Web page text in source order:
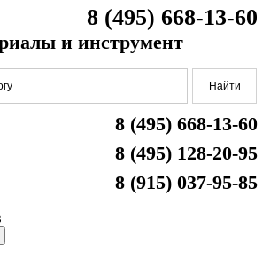
8 (495) 668-13-60
и инструмент
8 (495) 668-13-60
8 (495) 128-20-95
8 (915) 037-95-85